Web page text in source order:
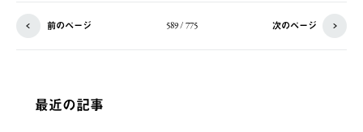
前のページ 589 / 775 次のページ
最近の記事